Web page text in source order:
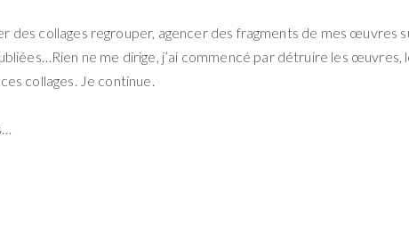
des collages regrouper, agencer des fragments de mes œuvres
ne me dirige, j’ai commencé par détruire les œuvres,
collages. Je continue.